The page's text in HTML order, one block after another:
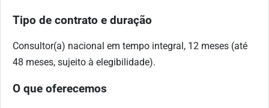
Tipo de contrato e duração
Consultor(a) nacional em tempo integral, 12 meses (até
48 meses, sujeito à elegibilidade).
O que oferecemos